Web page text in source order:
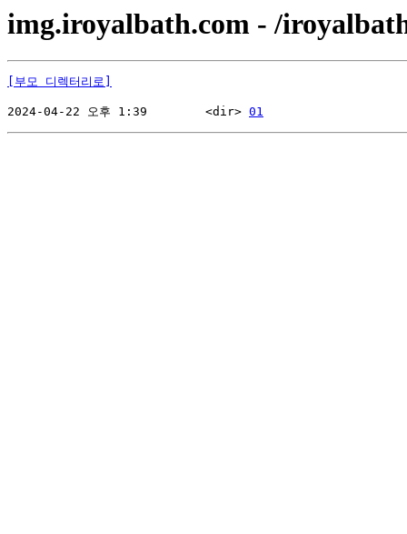
img.iroyalbath.com - /
[부모 디렉터리로]
2024-04-22 오후 1:39        <dir> 01